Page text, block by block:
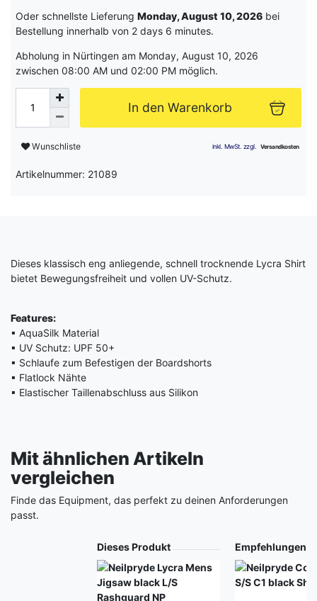
Oder schnellste Lieferung Monday, August 10, 2026 bei
Bestellung innerhalb von 2 days 6 minutes.
Abholung in Nürtingen am Monday, August 10, 2026
zwischen 08:00 AM und 02:00 PM möglich.
In den Warenkorb
Wunschliste
Artikelnummer: 21089
Dieses klassisch eng anliegende, schnell trocknende Lycra Shirt
bietet Bewegungsfreiheit und vollen UV-Schutz.
Features:
▪ AquaSilk Material
▪ UV Schutz: UPF 50+
▪ Schlaufe zum Befestigen der Boardshorts
▪ Flatlock Nähte
▪ Elastischer Taillenabschluss aus Silikon
Mit ähnlichen Artikeln
vergleichen
Finde das Equipment, das perfekt zu deinen Anforderungen
passt.
Dieses Produkt Empfehlungen